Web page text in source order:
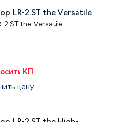
2.ST the Versatile
КП
цену